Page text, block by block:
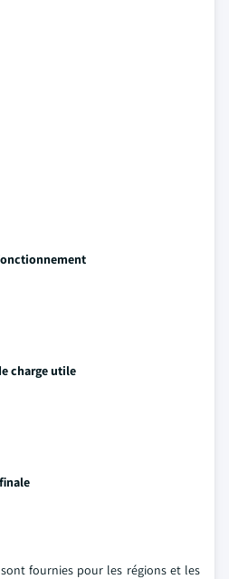
charge utile
fournies pour les régions et les